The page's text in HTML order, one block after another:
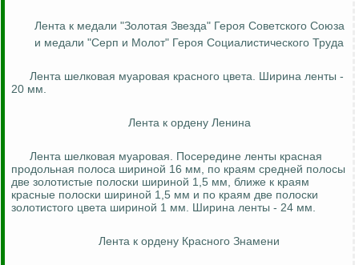
Лента к медали "Золотая Звезда" Героя Советского Союза
и медали "Серп и Молот" Героя Социалистического Труда
Лента шелковая муаровая красного цвета. Ширина ленты -
20 мм.
Лента к ордену Ленина
Лента шелковая муаровая. Посередине ленты красная
продольная полоса шириной 16 мм, по краям средней полосы
две золотистые полоски шириной 1,5 мм, ближе к краям
красные полоски шириной 1,5 мм и по краям две полоски
золотистого цвета шириной 1 мм. Ширина ленты - 24 мм.
Лента к ордену Красного Знамени